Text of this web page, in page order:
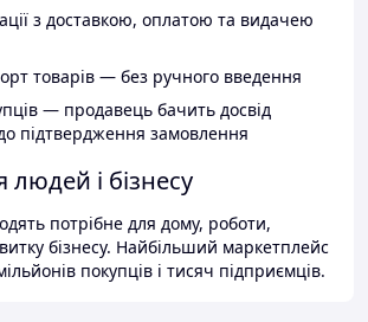
з доставкою, оплатою та видачею
товарів — без ручного введення
— продавець бачить досвід
підтвердження замовлення
і бізнесу
потрібне для дому, роботи,
бізнесу. Найбільший маркетплейс
покупців і тисяч підприємців.